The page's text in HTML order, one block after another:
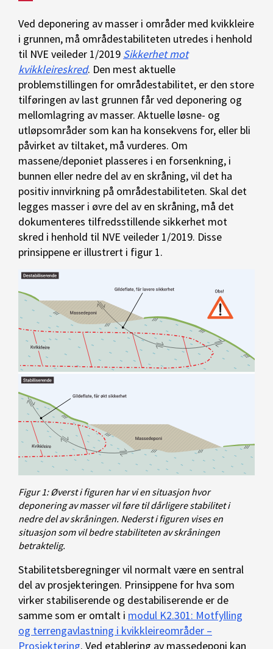
Ved deponering av masser i områder med kvikkleire
i grunnen, må områdestabiliteten utredes i henhold
til NVE veileder 1/2019 Sikkerhet mot
kvikkleireskred. Den mest aktuelle
problemstillingen for områdestabilitet, er den store
tilføringen av last grunnen får ved deponering og
mellomlagring av masser. Aktuelle løsne- og
utløpsområder som kan ha konsekvens for, eller bli
påvirket av tiltaket, må vurderes. Om
massene/deponiet plasseres i en forsenkning, i
bunnen eller nedre del av en skråning, vil det ha
positiv innvirkning på områdestabiliteten. Skal det
legges masser i øvre del av en skråning, må det
dokumenteres tilfredsstillende sikkerhet mot
skred i henhold til NVE veileder 1/2019. Disse
prinsippene er illustrert i figur 1.
Figur 1: Øverst i figuren har vi en situasjon hvor
deponering av masser vil føre til dårligere stabilitet i
nedre del av skråningen. Nederst i figuren vises en
situasjon som vil bedre stabiliteten av skråningen
betraktelig.
Stabilitetsberegninger vil normalt være en sentral
del av prosjekteringen. Prinsippene for hva som
virker stabiliserende og destabiliserende er de
samme som er omtalt i modul K2.301: Motfylling
og terrengavlastning i kvikkleireområder –
Prosjektering. Ved etablering av massedeponi kan